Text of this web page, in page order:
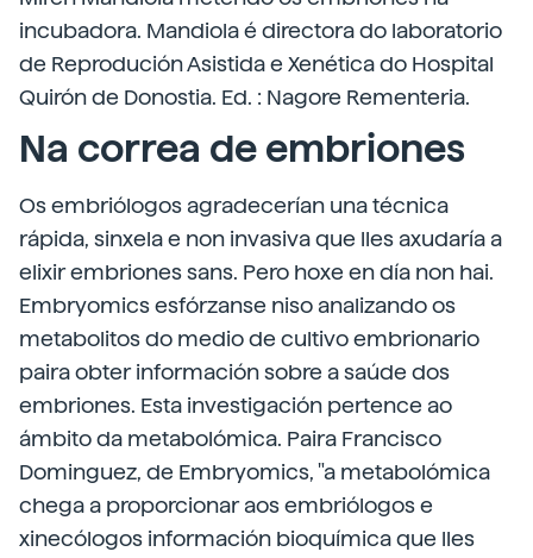
incubadora. Mandiola é directora do laboratorio
de Reprodución Asistida e Xenética do Hospital
Quirón de Donostia. Ed. : Nagore Rementeria.
Na correa de embriones
Os embriólogos agradecerían una técnica
rápida, sinxela e non invasiva que lles axudaría a
elixir embriones sans. Pero hoxe en día non hai.
Embryomics esfórzanse niso analizando os
metabolitos do medio de cultivo embrionario
paira obter información sobre a saúde dos
embriones. Esta investigación pertence ao
ámbito da metabolómica. Paira Francisco
Dominguez, de Embryomics, "a metabolómica
chega a proporcionar aos embriólogos e
xinecólogos información bioquímica que lles